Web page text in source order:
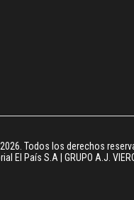
Todos los derechos
El País S.A | GRUPO A.J.